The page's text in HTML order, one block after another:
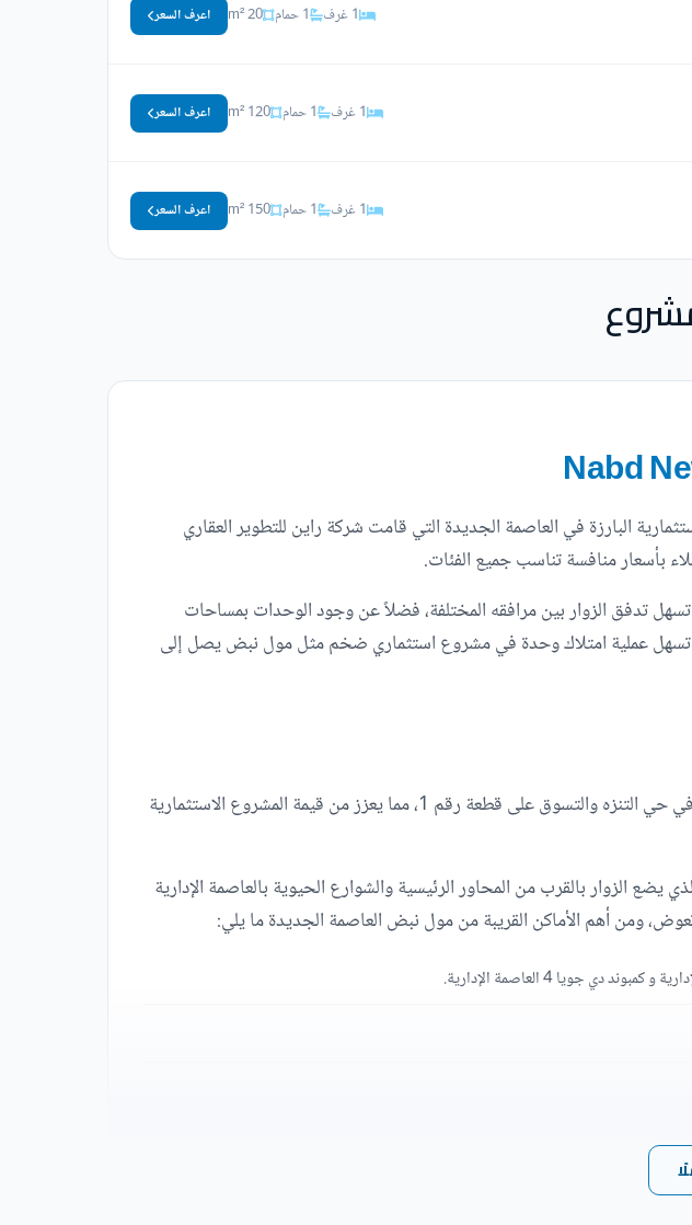
1 غرف 1 حمام 20 m² اعرف السعر
1 غرف 1 حمام 120 m² اعرف السعر
1 غرف 1 حمام 150 m² اعرف السعر
البارزة في العاصمة الجديدة التي قامت شركة راين للتطوير العقاري
بأسعار منافسة تناسب جميع الفئات.
تسهل تدفق الزوار بين مرافقه المختلفة، فضلاً عن وجود الوحدات بمساحات
تسهل عملية امتلاك وحدة في مشروع استثماري ضخم مثل مول نبض يصل إلى
نجحت شركة راين للتطوير العقاري في اختيار الموقع المركزي لمول نبض العاصمة الإدارية ليقع في حي التنزه والتسوق على قطعة رقم 1، مما يعزز من قيمة المشروع الاستثمارية
الزوار بالقرب من المحاور الرئيسية والشوارع الحيوية بالعاصمة الإدارية
ومن أهم الأماكن القريبة من مول نبض العاصمة الجديدة ما يلي: